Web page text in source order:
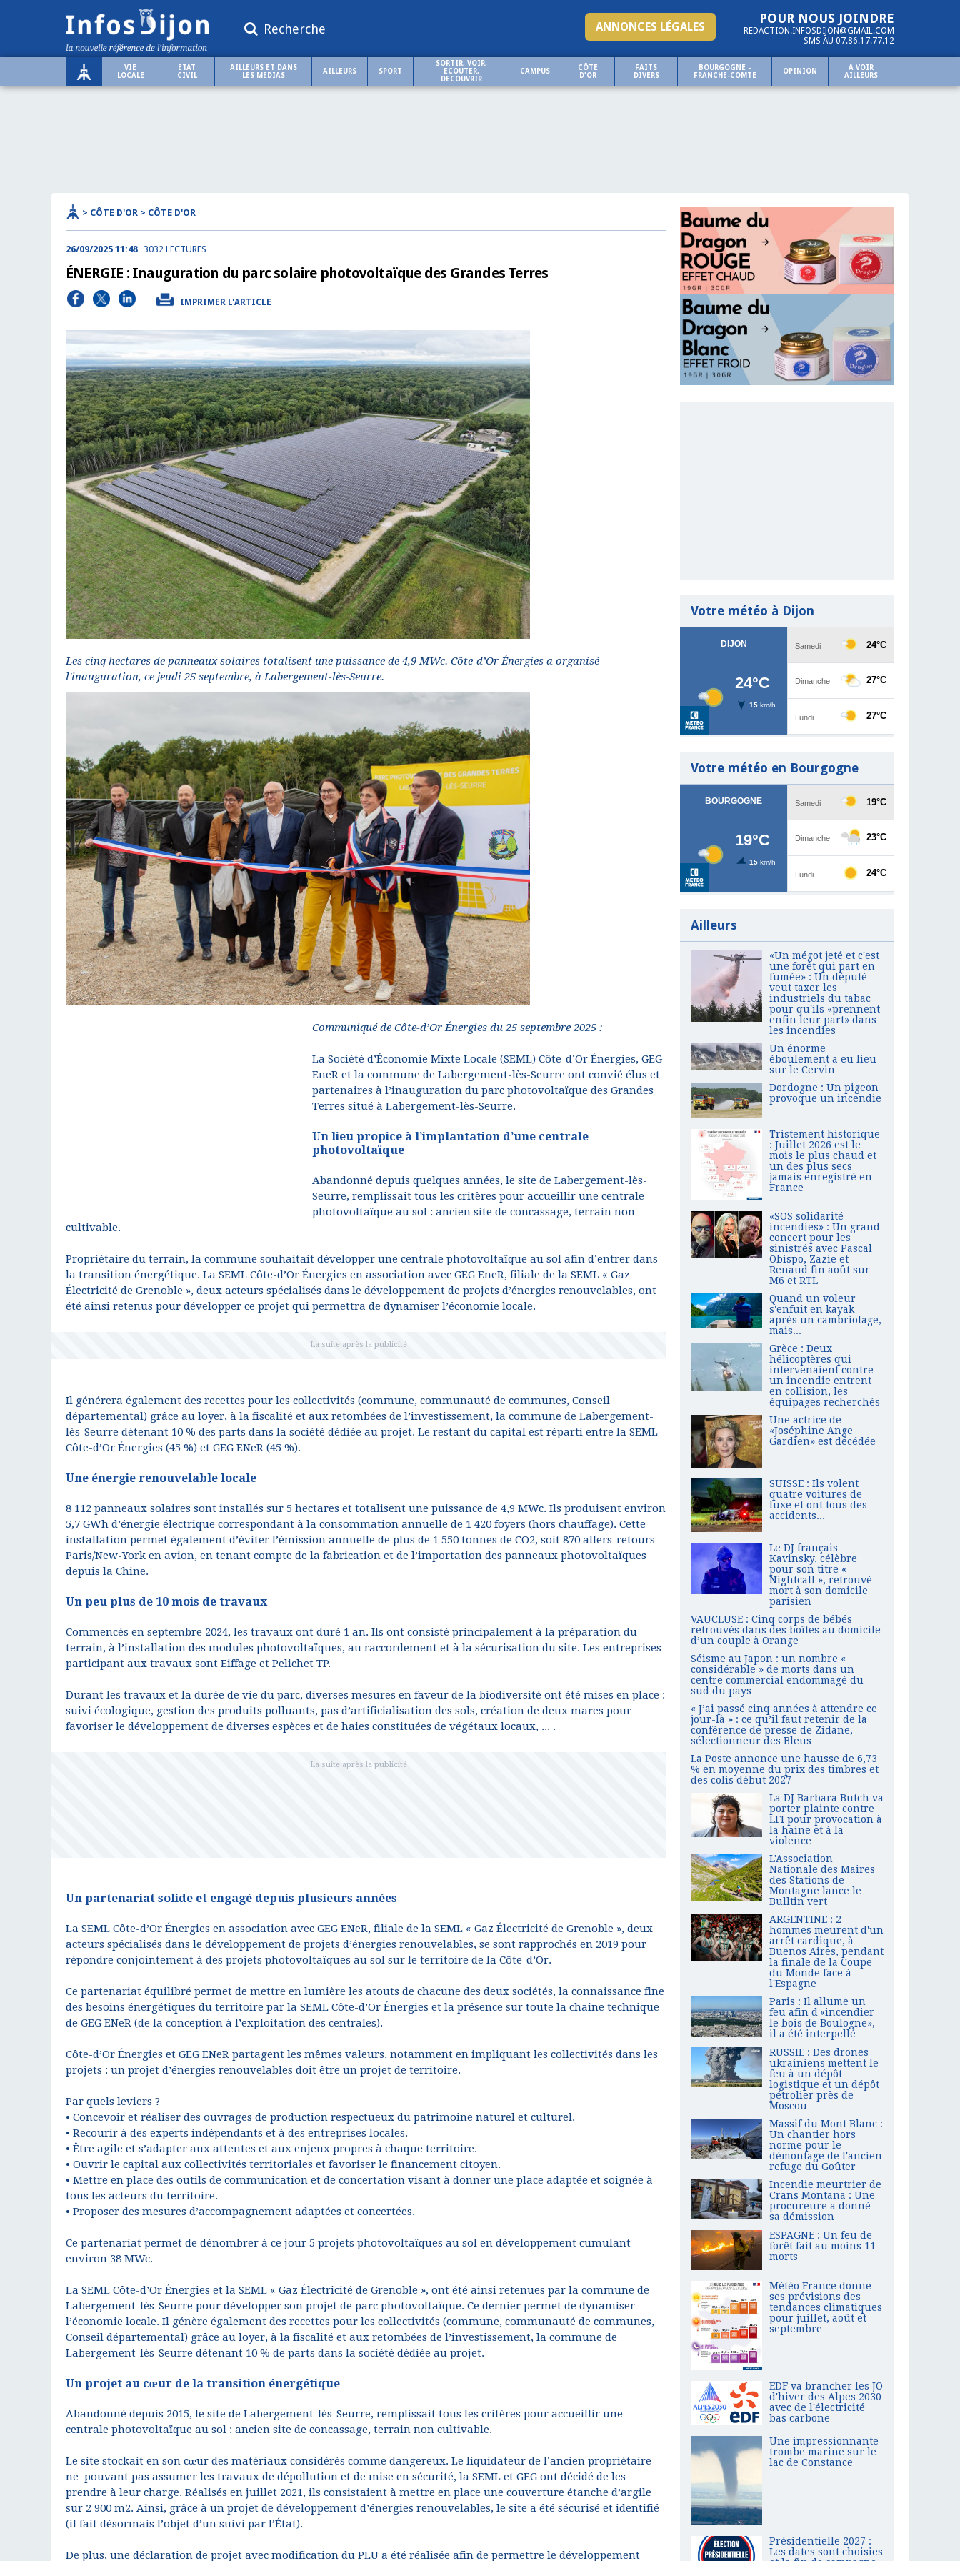
Recherche
POUR NOUS JOINDRE
REDACTION.INFOSDIJON@GMAIL.COM
SMS AU 07.86.17.77.12
ANNONCES LÉGALES
VIE
LOCALE
ETAT
CIVIL
AILLEURS ET DANS
LES MEDIAS
AILLEURS SPORT
SORTIR, VOIR,
ECOUTER,
DECOUVRIR
CAMPUS
CÔTE
D'OR
FAITS
DIVERS
BOURGOGNE -
FRANCHE-COMTÉ
OPINION
A VOIR
AILLEURS
> CÔTE D'OR > CÔTE D'OR
26/09/2025 11:48 3032 LECTURES
ÉNERGIE : Inauguration du parc solaire photovoltaïque des Grandes Terres
IMPRIMER L'ARTICLE
Les cinq hectares de panneaux solaires totalisent une puissance de 4,9 MWc. Côte-d’Or Énergies a organisé
l'inauguration, ce jeudi 25 septembre, à Labergement-lès-Seurre.
Communiqué de Côte-d’Or Énergies du 25 septembre 2025 :
La Société d’Économie Mixte Locale (SEML) Côte-d’Or Énergies, GEG
EneR et la commune de Labergement-lès-Seurre ont convié élus et
partenaires à l’inauguration du parc photovoltaïque des Grandes
Terres situé à Labergement-lès-Seurre.
Un lieu propice à l’implantation d’une centrale
photovoltaïque
Abandonné depuis quelques années, le site de Labergement-lès-
Seurre, remplissait tous les critères pour accueillir une centrale
photovoltaïque au sol : ancien site de concassage, terrain non
cultivable.
Propriétaire du terrain, la commune souhaitait développer une centrale photovoltaïque au sol afin d’entrer dans
la transition énergétique. La SEML Côte-d’Or Énergies en association avec GEG EneR, filiale de la SEML « Gaz
Électricité de Grenoble », deux acteurs spécialisés dans le développement de projets d’énergies renouvelables, ont
été ainsi retenus pour développer ce projet qui permettra de dynamiser l’économie locale.
Il générera également des recettes pour les collectivités (commune, communauté de communes, Conseil
départemental) grâce au loyer, à la fiscalité et aux retombées de l’investissement, la commune de Labergement-
lès-Seurre détenant 10 % des parts dans la société dédiée au projet. Le restant du capital est réparti entre la SEML
Côte-d’Or Énergies (45 %) et GEG ENeR (45 %).
Une énergie renouvelable locale
8 112 panneaux solaires sont installés sur 5 hectares et totalisent une puissance de 4,9 MWc. Ils produisent environ
5,7 GWh d’énergie électrique correspondant à la consommation annuelle de 1 420 foyers (hors chauffage). Cette
installation permet également d’éviter l’émission annuelle de plus de 1 550 tonnes de CO2, soit 870 allers-retours
Paris/New-York en avion, en tenant compte de la fabrication et de l’importation des panneaux photovoltaïques
depuis la Chine.
Un peu plus de 10 mois de travaux
Commencés en septembre 2024, les travaux ont duré 1 an. Ils ont consisté principalement à la préparation du
terrain, à l’installation des modules photovoltaïques, au raccordement et à la sécurisation du site. Les entreprises
participant aux travaux sont Eiffage et Pelichet TP.
Durant les travaux et la durée de vie du parc, diverses mesures en faveur de la biodiversité ont été mises en place :
suivi écologique, gestion des produits polluants, pas d’artificialisation des sols, création de deux mares pour
favoriser le développement de diverses espèces et de haies constituées de végétaux locaux, ... .
Un partenariat solide et engagé depuis plusieurs années
La SEML Côte-d’Or Énergies en association avec GEG ENeR, filiale de la SEML « Gaz Électricité de Grenoble », deux
acteurs spécialisés dans le développement de projets d’énergies renouvelables, se sont rapprochés en 2019 pour
répondre conjointement à des projets photovoltaïques au sol sur le territoire de la Côte-d’Or.
Ce partenariat équilibré permet de mettre en lumière les atouts de chacune des deux sociétés, la connaissance fine
des besoins énergétiques du territoire par la SEML Côte-d’Or Énergies et la présence sur toute la chaine technique
de GEG ENeR (de la conception à l’exploitation des centrales).
Côte-d’Or Énergies et GEG ENeR partagent les mêmes valeurs, notamment en impliquant les collectivités dans les
projets : un projet d’énergies renouvelables doit être un projet de territoire.
Par quels leviers ?
• Concevoir et réaliser des ouvrages de production respectueux du patrimoine naturel et culturel.
• Recourir à des experts indépendants et à des entreprises locales.
• Être agile et s’adapter aux attentes et aux enjeux propres à chaque territoire.
• Ouvrir le capital aux collectivités territoriales et favoriser le financement citoyen.
• Mettre en place des outils de communication et de concertation visant à donner une place adaptée et soignée à
tous les acteurs du territoire.
• Proposer des mesures d’accompagnement adaptées et concertées.
Ce partenariat permet de dénombrer à ce jour 5 projets photovoltaïques au sol en développement cumulant
environ 38 MWc.
La SEML Côte-d’Or Énergies et la SEML « Gaz Électricité de Grenoble », ont été ainsi retenues par la commune de
Labergement-lès-Seurre pour développer son projet de parc photovoltaïque. Ce dernier permet de dynamiser
l’économie locale. Il génère également des recettes pour les collectivités (commune, communauté de communes,
Conseil départemental) grâce au loyer, à la fiscalité et aux retombées de l’investissement, la commune de
Labergement-lès-Seurre détenant 10 % de parts dans la société dédiée au projet.
Un projet au cœur de la transition énergétique
Abandonné depuis 2015, le site de Labergement-lès-Seurre, remplissait tous les critères pour accueillir une
centrale photovoltaïque au sol : ancien site de concassage, terrain non cultivable.
Le site stockait en son cœur des matériaux considérés comme dangereux. Le liquidateur de l’ancien propriétaire
ne pouvant pas assumer les travaux de dépollution et de mise en sécurité, la SEML et GEG ont décidé de les
prendre à leur charge. Réalisés en juillet 2021, ils consistaient à mettre en place une couverture étanche d’argile
sur 2 900 m2. Ainsi, grâce à un projet de développement d’énergies renouvelables, le site a été sécurisé et identifié
(il fait désormais l’objet d’un suivi par l’État).
De plus, une déclaration de projet avec modification du PLU a été réalisée afin de permettre le développement
Votre météo à Dijon
Votre météo en Bourgogne
Ailleurs
«Un mégot jeté et c'est
une forêt qui part en
fumée» : Un député
veut taxer les
industriels du tabac
pour qu'ils «prennent
enfin leur part» dans
les incendies
Un énorme
éboulement a eu lieu
sur le Cervin
Dordogne : Un pigeon
provoque un incendie
Tristement historique
: Juillet 2026 est le
mois le plus chaud et
un des plus secs
jamais enregistré en
France
«SOS solidarité
incendies» : Un grand
concert pour les
sinistrés avec Pascal
Obispo, Zazie et
Renaud fin août sur
M6 et RTL
Quand un voleur
s'enfuit en kayak
après un cambriolage,
mais...
Grèce : Deux
hélicoptères qui
intervenaient contre
un incendie entrent
en collision, les
équipages recherchés
Une actrice de
«Joséphine Ange
Gardien» est décédée
SUISSE : Ils volent
quatre voitures de
luxe et ont tous des
accidents...
Le DJ français
Kavinsky, célèbre
pour son titre «
Nightcall », retrouvé
mort à son domicile
parisien
VAUCLUSE : Cinq corps de bébés
retrouvés dans des boîtes au domicile
d’un couple à Orange
Séisme au Japon : un nombre «
considérable » de morts dans un
centre commercial endommagé du
sud du pays
« J’ai passé cinq années à attendre ce
jour-là » : ce qu’il faut retenir de la
conférence de presse de Zidane,
sélectionneur des Bleus
La Poste annonce une hausse de 6,73
% en moyenne du prix des timbres et
des colis début 2027
La DJ Barbara Butch va
porter plainte contre
LFI pour provocation à
la haine et à la
violence
L'Association
Nationale des Maires
des Stations de
Montagne lance le
Bulltin vert
ARGENTINE : 2
hommes meurent d'un
arrêt cardique, à
Buenos Aires, pendant
la finale de la Coupe
du Monde face à
l'Espagne
Paris : Il allume un
feu afin d'«incendier
le bois de Boulogne»,
il a été interpellé
RUSSIE : Des drones
ukrainiens mettent le
feu à un dépôt
logistique et un dépôt
pétrolier près de
Moscou
Massif du Mont Blanc :
Un chantier hors
norme pour le
démontage de l'ancien
refuge du Goûter
Incendie meurtrier de
Crans Montana : Une
procureure a donné
sa démission
ESPAGNE : Un feu de
forêt fait au moins 11
morts
Météo France donne
ses prévisions des
tendances climatiques
pour juillet, août et
septembre
EDF va brancher les JO
d'hiver des Alpes 2030
avec de l'électricité
bas carbone
Une impressionnante
trombe marine sur le
lac de Constance
Présidentielle 2027 :
Les dates sont choisies